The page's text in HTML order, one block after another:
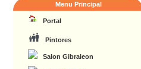
Menu Principal
Portal
Pintores
Salon Gibraleon